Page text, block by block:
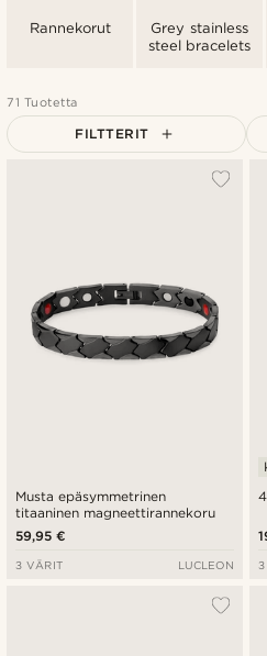
Rannekorut
Grey stainless
steel bracelets
71 Tuotetta
FILTTERIT
Musta epäsymmetrinen
titaaninen magneettirannekoru
59,95 €
3 VÄRIT LUCLEON 3